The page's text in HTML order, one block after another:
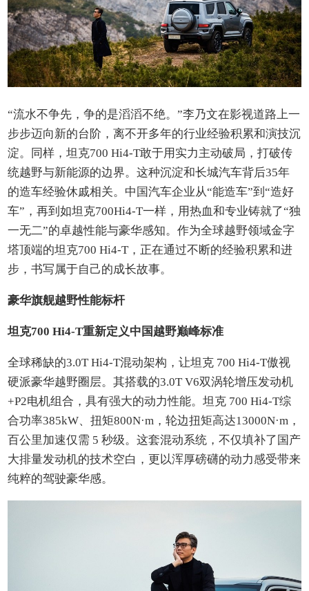
“流水不争先，争的是滔滔不绝。”李乃文在影视道路上一
步步迈向新的台阶，离不开多年的行业经验积累和演技沉
淀。同样，坦克700 Hi4-T敢于用实力主动破局，打破传
统越野与新能源的边界。这种沉淀和长城汽车背后35年
的造车经验休戚相关。中国汽车企业从“能造车”到“造好
车”，再到如坦克700Hi4-T一样，用热血和专业铸就了“独
一无二”的卓越性能与豪华感知。作为全球越野领域金字
塔顶端的坦克700 Hi4-T，正在通过不断的经验积累和进
步，书写属于自己的成长故事。
豪华旗舰越野性能标杆
坦克700 Hi4-T重新定义中国越野巅峰标准
全球稀缺的3.0T Hi4-T混动架构，让坦克 700 Hi4-T傲视
硬派豪华越野圈层。其搭载的3.0T V6双涡轮增压发动机
+P2电机组合，具有强大的动力性能。坦克 700 Hi4-T综
合功率385kW、扭矩800N·m，轮边扭矩高达13000N·m，
百公里加速仅需 5 秒级。这套混动系统，不仅填补了国产
大排量发动机的技术空白，更以浑厚磅礴的动力感受带来
纯粹的驾驶豪华感。